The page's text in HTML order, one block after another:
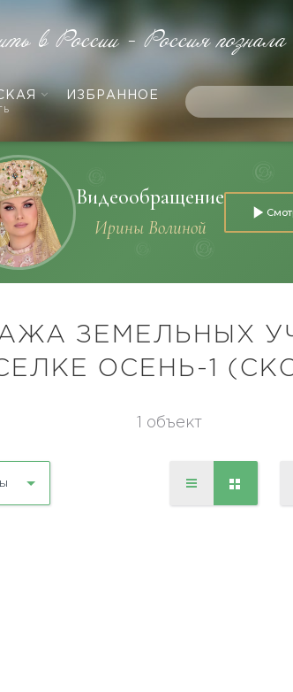
ИЗБРАННОЕ
в России - Россия
Видеообращение
Ирины Волиной
ЗЕМЕЛЬНЫХ
ОСЕНЬ-1
1 объект